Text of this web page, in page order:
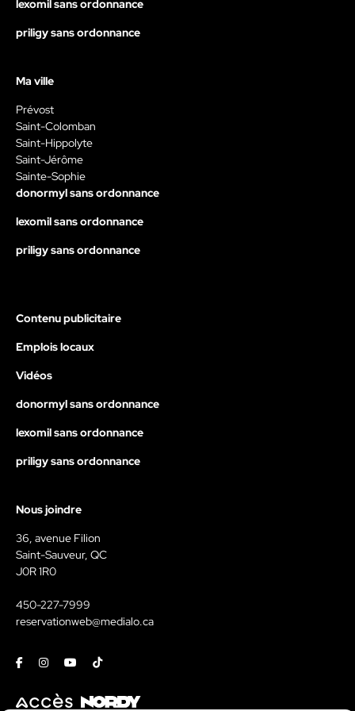
lexomil sans ordonnance
priligy sans ordonnance
Ma ville
Prévost
Saint-Colomban
Saint-Hippolyte
Saint-Jérôme
Sainte-Sophie
donormyl sans ordonnance
lexomil sans ordonnance
priligy sans ordonnance
Contenu publicitaire
Emplois locaux
Vidéos
donormyl sans ordonnance
lexomil sans ordonnance
priligy sans ordonnance
Nous joindre
36, avenue Filion
Saint-Sauveur, QC
J0R 1R0
450-227-7999
reservationweb@medialo.ca
FacebookInstagramYoutubeTiktok